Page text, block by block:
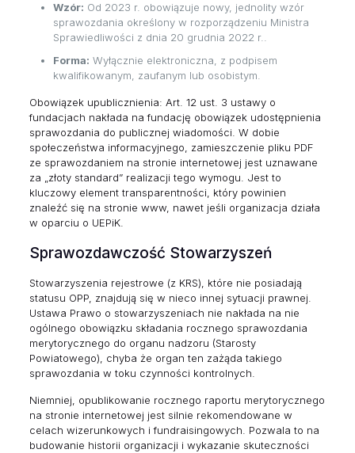
Wzór: Od 2023 r. obowiązuje nowy, jednolity wzór
sprawozdania określony w rozporządzeniu Ministra
Sprawiedliwości z dnia 20 grudnia 2022 r..
Forma: Wyłącznie elektroniczna, z podpisem
kwalifikowanym, zaufanym lub osobistym.
Obowiązek upublicznienia: Art. 12 ust. 3 ustawy o
fundacjach nakłada na fundację obowiązek udostępnienia
sprawozdania do publicznej wiadomości. W dobie
społeczeństwa informacyjnego, zamieszczenie pliku PDF
ze sprawozdaniem na stronie internetowej jest uznawane
za „złoty standard” realizacji tego wymogu. Jest to
kluczowy element transparentności, który powinien
znaleźć się na stronie www, nawet jeśli organizacja działa
w oparciu o UEPiK.
Sprawozdawczość Stowarzyszeń
Stowarzyszenia rejestrowe (z KRS), które nie posiadają
statusu OPP, znajdują się w nieco innej sytuacji prawnej.
Ustawa Prawo o stowarzyszeniach nie nakłada na nie
ogólnego obowiązku składania rocznego sprawozdania
merytorycznego do organu nadzoru (Starosty
Powiatowego), chyba że organ ten zażąda takiego
sprawozdania w toku czynności kontrolnych.
Niemniej, opublikowanie rocznego raportu merytorycznego
na stronie internetowej jest silnie rekomendowane w
celach wizerunkowych i fundraisingowych. Pozwala to na
budowanie historii organizacji i wykazanie skuteczności